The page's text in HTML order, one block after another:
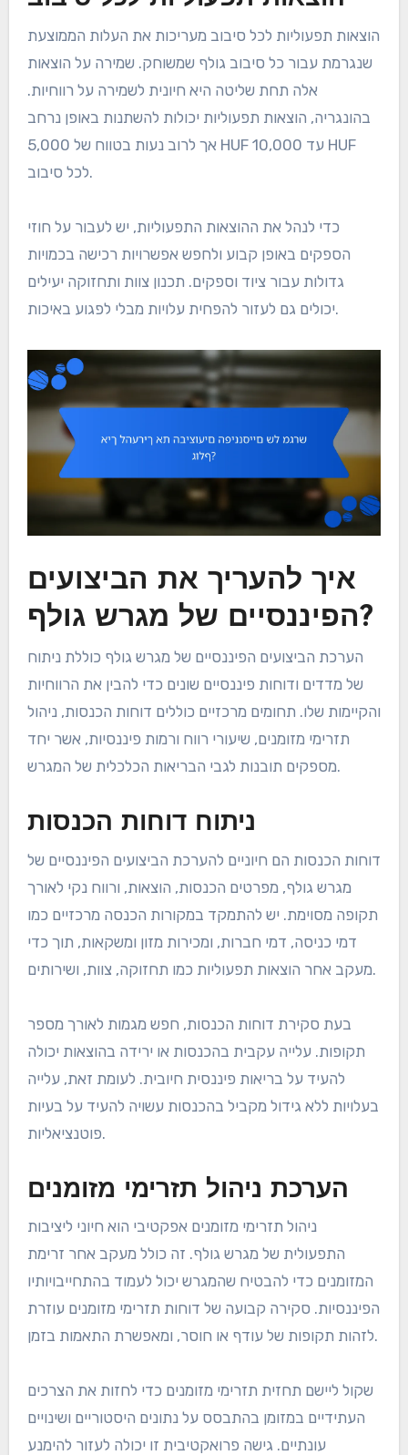
הוצאות תפעוליות לכל סיבוב מעריכות את העלות הממוצעת
שנגרמת עבור כל סיבוב גולף שמשוחק. שמירה על הוצאות
אלה תחת שליטה היא חיונית לשמירה על רווחיות.
בהונגריה, הוצאות תפעוליות יכולות להשתנות באופן נרחב
אך לרוב נעות בטווח של 5,000 HUF עד 10,000 HUF
לכל סיבוב.
כדי לנהל את ההוצאות התפעוליות, יש לעבור על חוזי
הספקים באופן קבוע ולחפש אפשרויות רכישה בכמויות
גדולות עבור ציוד וספקים. תכנון צוות ותחזוקה יעילים
יכולים גם לעזור להפחית עלויות מבלי לפגוע באיכות.
איך להעריך את הביצועים
הפיננסיים של מגרש גולף?
הערכת הביצועים הפיננסיים של מגרש גולף כוללת ניתוח
של מדדים ודוחות פיננסיים שונים כדי להבין את הרווחיות
והקיימות שלו. תחומים מרכזיים כוללים דוחות הכנסות, ניהול
תזרימי מזומנים, שיעורי רווח ורמות פיננסיות, אשר יחד
מספקים תובנות לגבי הבריאות הכלכלית של המגרש.
ניתוח דוחות הכנסות
דוחות הכנסות הם חיוניים להערכת הביצועים הפיננסיים של
מגרש גולף, מפרטים הכנסות, הוצאות, ורווח נקי לאורך
תקופה מסוימת. יש להתמקד במקורות הכנסה מרכזיים כמו
דמי כניסה, דמי חברות, ומכירות מזון ומשקאות, תוך כדי
מעקב אחר הוצאות תפעוליות כמו תחזוקה, צוות, ושירותים.
בעת סקירת דוחות הכנסות, חפש מגמות לאורך מספר
תקופות. עלייה עקבית בהכנסות או ירידה בהוצאות יכולה
להעיד על בריאות פיננסית חיובית. לעומת זאת, עלייה
בעלויות ללא גידול מקביל בהכנסות עשויה להעיד על בעיות
פוטנציאליות.
הערכת ניהול תזרימי מזומנים
ניהול תזרימי מזומנים אפקטיבי הוא חיוני ליציבות
התפעולית של מגרש גולף. זה כולל מעקב אחר זרימת
המזומנים כדי להבטיח שהמגרש יכול לעמוד בהתחייבויותיו
הפיננסיות. סקירה קבועה של דוחות תזרימי מזומנים עוזרת
לזהות תקופות של עודף או חוסר, ומאפשרת התאמות בזמן.
שקול ליישם תחזית תזרימי מזומנים כדי לחזות את הצרכים
העתידיים במזומן בהתבסס על נתונים היסטוריים ושינויים
עונתיים. גישה פרואקטיבית זו יכולה לעזור להימנע